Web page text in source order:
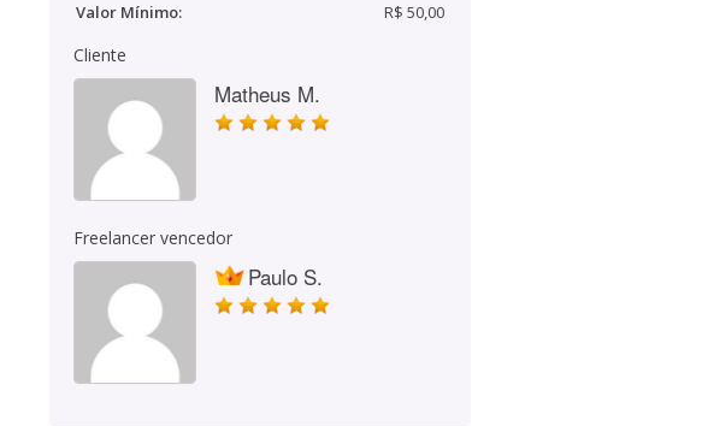
Valor Mínimo:
R$ 50,00
Cliente
Matheus M.
Freelancer vencedor
Paulo S.